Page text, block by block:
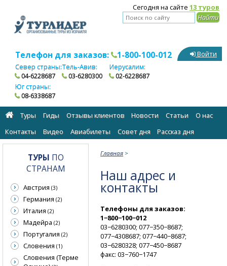
Сегодня на сайте 13 туров
Телефон для заказов: 1-800-100-012
Север страны:
04-6228687
Тель-Авив:
03-6280300
Иерусалим:
02-6228687
Юг страны:
08-6338687
Войти
Туры Гиды Отзывы клиентов Новости Статьи
О нас
Контакты
Видео Авиабилеты Cовет дня Рассказ дня
Главная >
Наш адрес и
контакты
Телефоны для заказов:
1−800−100−012
03−6280300; 077−350−8687;
077−4308687; 077−440−8687;
03−6280328; 077−450−8687
факс: 03−760−1747
ТУРЫ ПО
СТРАНАМ
Австрия (3)
Германия (2)
Италия (2)
Мадейра (2)
Португалия (2)
Словения (1)
Словения (Терме